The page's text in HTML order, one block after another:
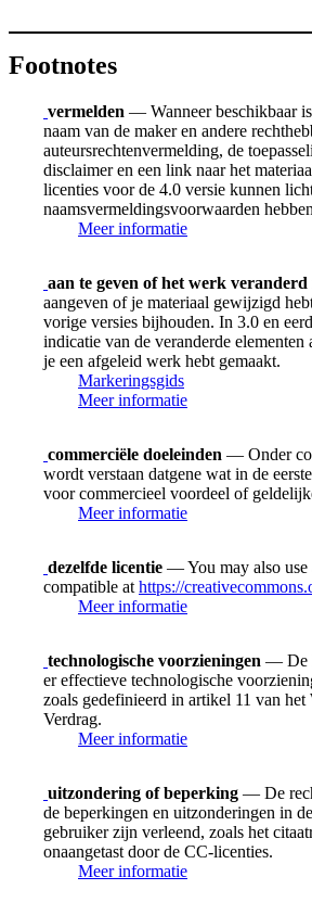
Footnotes
vermelden — Wanneer beschikbaar
naam van de maker en andere
auteursrechtenvermelding, de
disclaimer en een link naar het
licenties voor de 4.0 versie kunnen
naamsvermeldingsvoorwaarden
Meer informatie
aan te geven of het werk veranderd
aangeven of je materiaal gewijzigd
vorige versies bijhouden. In 3.0 en
indicatie van de veranderde
je een afgeleid werk hebt gemaakt.
Markeringsgids
Meer informatie
commerciële doeleinden — Onder
wordt verstaan datgene wat in de
voor commercieel voordeel of
Meer informatie
dezelfde licentie — You may also use
compatible at https://
Meer informatie
technologische voorzieningen — De
er effectieve technologische
zoals gedefinieerd in artikel 11 van
Verdrag.
Meer informatie
uitzondering of beperking — De
de beperkingen en uitzonderingen in
gebruiker zijn verleend, zoals het
onaangetast door de CC-licenties.
Meer informatie